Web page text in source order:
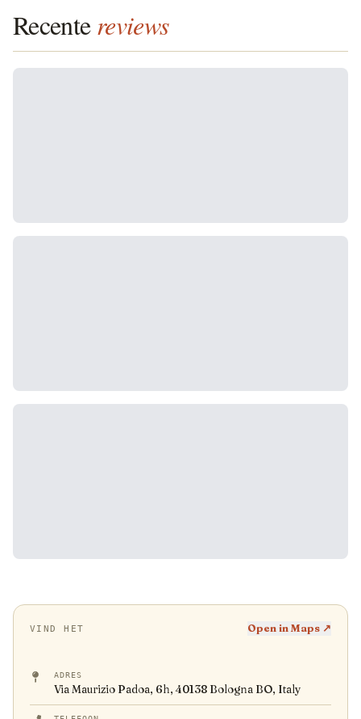
Recentereviews
VIND HET Open in Maps ↗
ADRES
Via Maurizio Padoa, 6h, 40138 Bologna BO, Italy